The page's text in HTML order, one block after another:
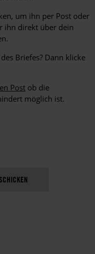
um ihn per Post oder
ihn direkt über dein
Briefes? Dann klicke
Post ob die
möglich ist.